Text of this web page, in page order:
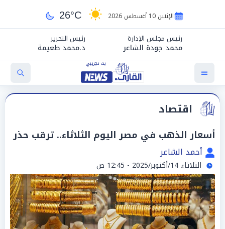
الإثنين 10 أغسطس 2026 26°C
رئيس مجلس الإدارة
محمد جودة الشاعر
رئيس التحرير
د.محمد طعيمة
اقتصاد
أسعار الذهب في مصر اليوم الثلاثاء.. ترقب حذر
أحمد الشاعر
الثلاثاء 14/أكتوبر/2025 - 12:45 ص